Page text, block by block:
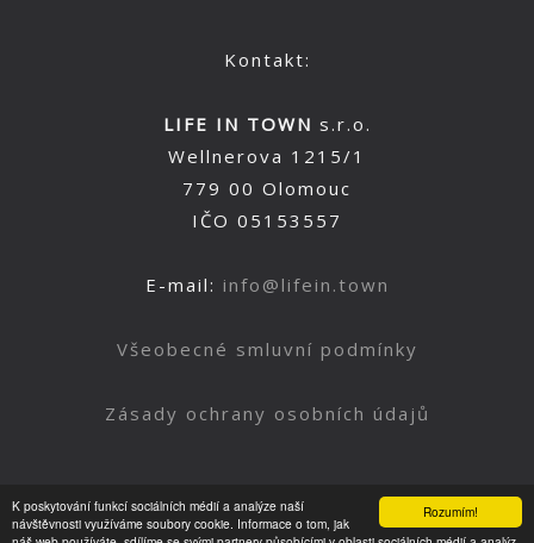
Rozumím!
K poskytování funkcí sociálních médií a analýze naší
návštěvnosti využíváme soubory cookie. Informace o tom, jak
Kontakt:
LIFE IN TOWN s.r.o.
Wellnerova 1215/1
779 00 Olomouc
IČO 05153557
E-mail: info@lifein.town
Všeobecné smluvní podmínky
Zásady ochrany osobních údajů
Nahoru